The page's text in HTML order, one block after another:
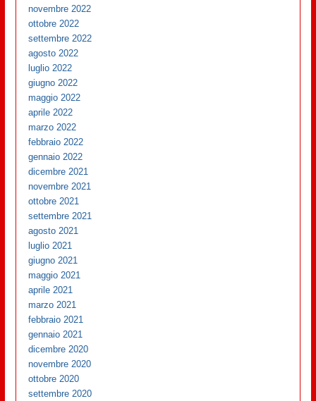
novembre 2022
ottobre 2022
settembre 2022
agosto 2022
luglio 2022
giugno 2022
maggio 2022
aprile 2022
marzo 2022
febbraio 2022
gennaio 2022
dicembre 2021
novembre 2021
ottobre 2021
settembre 2021
agosto 2021
luglio 2021
giugno 2021
maggio 2021
aprile 2021
marzo 2021
febbraio 2021
gennaio 2021
dicembre 2020
novembre 2020
ottobre 2020
settembre 2020